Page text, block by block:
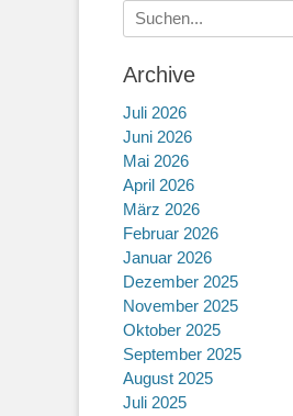
Suche
nach:
Archive
Juli 2026
Juni 2026
Mai 2026
April 2026
März 2026
Februar 2026
Januar 2026
Dezember 2025
November 2025
Oktober 2025
September 2025
August 2025
Juli 2025